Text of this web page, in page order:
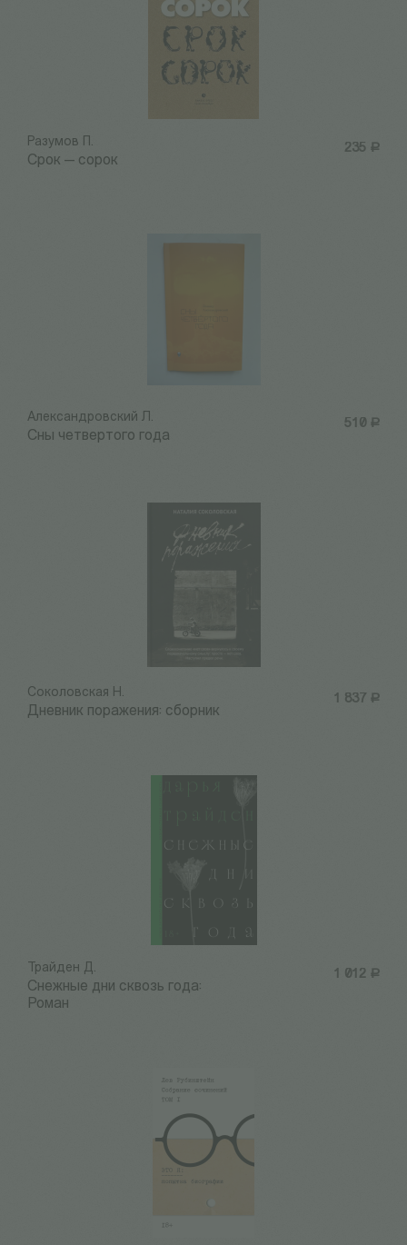
235 Р
Разумов П.
Срок — сорок
510 Р
Александровский Л.
Сны четвертого года
1 837 Р
Соколовская Н.
Дневник поражения: сборник
1 012 Р
Трайден Д.
Снежные дни сквозь года:
Роман